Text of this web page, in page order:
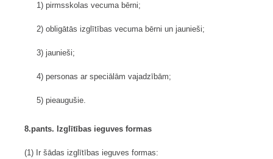
1) pirmsskolas vecuma bērni;
2) obligātās izglītības vecuma bērni un jaunieši;
3) jaunieši;
4) personas ar speciālām vajadzībām;
5) pieaugušie.
8.pants. Izglītības ieguves formas
(1) Ir šādas izglītības ieguves formas: